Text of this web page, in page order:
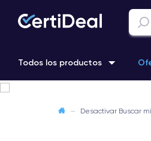
Todos los productos
— Desactivar Buscar